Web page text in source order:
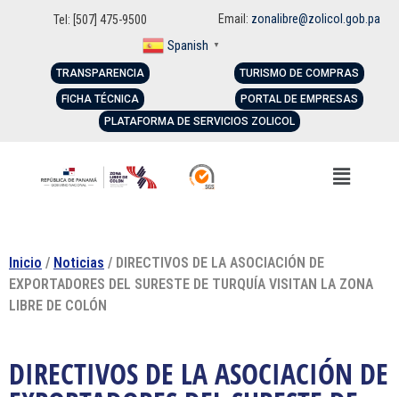
Tel: [507] 475-9500 Email: zonalibre@zolicol.gob.pa
Spanish ▼
TRANSPARENCIA
FICHA TÉCNICA
TURISMO DE COMPRAS
PORTAL DE EMPRESAS
PLATAFORMA DE SERVICIOS ZOLICOL
Inicio / Noticias / DIRECTIVOS DE LA ASOCIACIÓN DE
EXPORTADORES DEL SURESTE DE TURQUÍA VISITAN LA ZONA
LIBRE DE COLÓN
DIRECTIVOS DE LA ASOCIACIÓN DE